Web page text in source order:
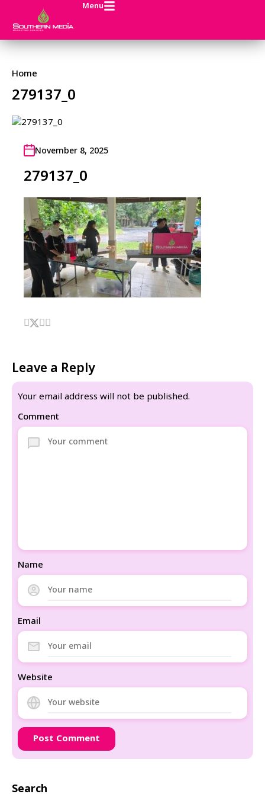
Menu
Home
279137_0
November 8, 2025
279137_0
Leave a Reply
Your email address will not be published.
Comment
Name
Email
Website
Search